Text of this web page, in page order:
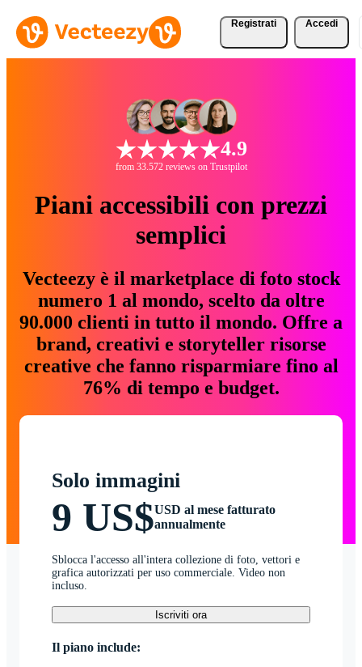
Registrati Accedi
4.9
from 33.572 reviews on Trustpilot
Piani accessibili con prezzi
semplici
Vecteezy è il marketplace di foto stock
numero 1 al mondo, scelto da oltre
90.000 clienti in tutto il mondo. Offre a
brand, creativi e storyteller risorse
creative che fanno risparmiare fino al
76% di tempo e budget.
Solo immagini
9 US$USD al mese fatturato
annualmente
Sblocca l'accesso all'intera collezione di foto, vettori e
grafica autorizzati per uso commerciale. Video non
incluso.
Iscriviti ora
Il piano include: